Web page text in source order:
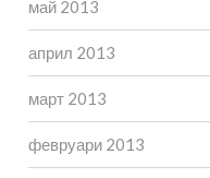
май 2013
април 2013
март 2013
февруари 2013